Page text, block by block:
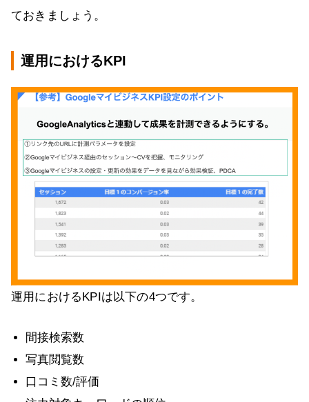
ておきましょう。
運用におけるKPI
運用におけるKPIは以下の4つです。
間接検索数
写真閲覧数
口コミ数/評価